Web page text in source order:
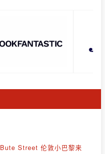
Bute Street 伦敦小巴黎来